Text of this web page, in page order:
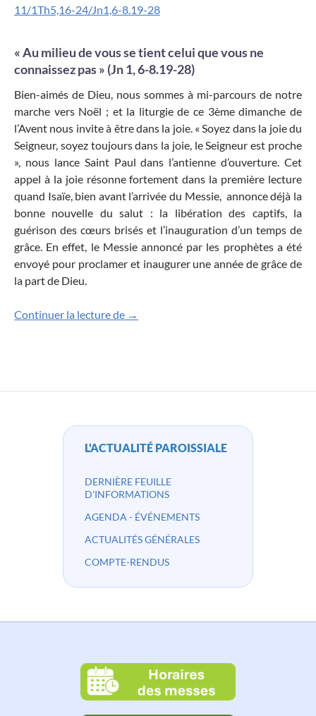
11/1Th5,16-24/Jn1,6-8.19-28
« Au milieu de vous se tient celui que vous ne
connaissez pas » (Jn 1, 6-8.19-28)
Bien-aimés de Dieu, nous sommes à mi-parcours de notre
marche vers Noël ; et la liturgie de ce 3ème dimanche de
l’Avent nous invite à être dans la joie. « Soyez dans la joie du
Seigneur, soyez toujours dans la joie, le Seigneur est proche
», nous lance Saint Paul dans l’antienne d’ouverture. Cet
appel à la joie résonne fortement dans la première lecture
quand Isaïe, bien avant l’arrivée du Messie, annonce déjà la
bonne nouvelle du salut : la libération des captifs, la
guérison des cœurs brisés et l’inauguration d’un temps de
grâce. En effet, le Messie annoncé par les prophètes a été
envoyé pour proclamer et inaugurer une année de grâce de
la part de Dieu.
Continuer la lecture de Au milieu de vous se tient celui que
→
L'ACTUALITÉ PAROISSIALE
DERNIÈRE FEUILLE
D'INFORMATIONS
AGENDA - ÉVÉNEMENTS
ACTUALITÉS GÉNÉRALES
COMPTE-RENDUS